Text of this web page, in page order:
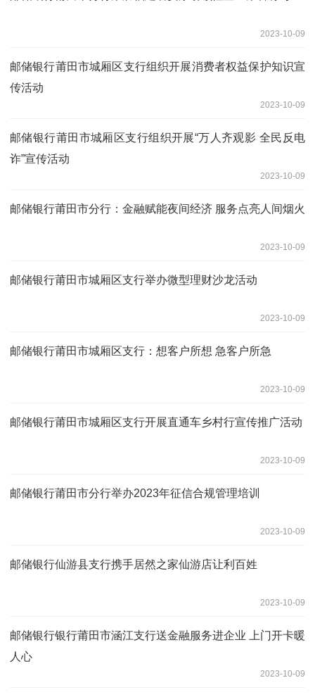
2023-10-09
邮储银行莆田市城厢区支行组织开展消费者权益保护知识宣
传活动
2023-10-09
邮储银行莆田市城厢区支行组织开展“万人齐观影 全民反电
诈”宣传活动
2023-10-09
邮储银行莆田市分行：金融赋能夜间经济 服务点亮人间烟火
2023-10-09
邮储银行莆田市城厢区支行举办微型理财沙龙活动
2023-10-09
邮储银行莆田市城厢区支行：想客户所想 急客户所急
2023-10-09
邮储银行莆田市城厢区支行开展直通车乡村行宣传推广活动
2023-10-09
邮储银行莆田市分行举办2023年征信合规管理培训
2023-10-09
邮储银行仙游县支行携手居然之家仙游店让利百姓
2023-10-09
邮储银行银行莆田市涵江支行送金融服务进企业 上门开卡暖
人心
2023-10-09